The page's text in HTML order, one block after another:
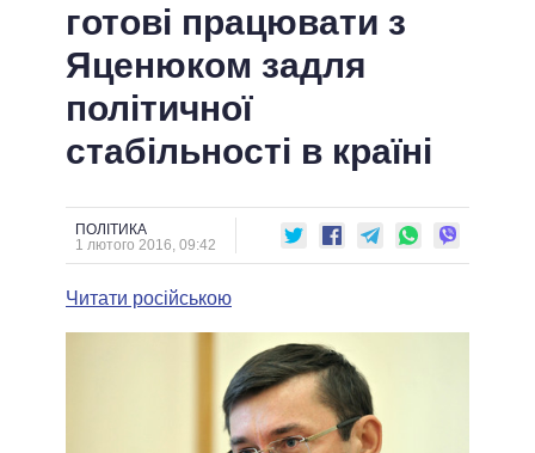
ПОДІЇ
СТАТТІ
ДУМКИ
ОГЛЯДИ
ДАЙДЖЕСТИ
ЕКОНОМІКА
СУСПІЛЬСТВО
СВІТ
ПОЛIТИКИ
УСІ ПОЛІТИКИ
ПРЕЗИДЕНТ І ОФІС
ВЕРХОВНА РАДА
ГОЛОВИ ОБЛАДМІНІСТРАЦІЙ
МЕРИ МІСТ
ВСІ ПЕРСОНИ
ІНФОГРАФІКА
ВІДЕО
ПОРІВНЯННЯ ПОЛІТИКІВ
готові працювати з
Яценюком задля
політичної
стабільності в країні
ПОЛІТИКА
1 лютого 2016, 09:42
Читати російською